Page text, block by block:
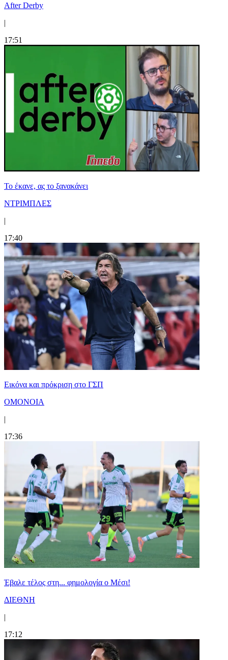
After Derby
|
17:51
Το έκανε, ας το ξανακάνει
ΝΤΡΙΜΠΛΕΣ
|
17:40
Εικόνα και πρόκριση στο ΓΣΠ
ΟΜΟΝΟΙΑ
|
17:36
Έβαλε τέλος στη... φημολογία o Μέσι!
ΔΙΕΘΝΗ
|
17:12